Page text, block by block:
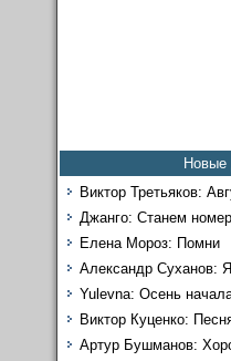
Новые
Виктор Третьяков:
Джанго: Станем
Елена Мороз: Помни
Александр Суханов:
Yulevna: Осень
Виктор Куценко:
Артур Бушманов: